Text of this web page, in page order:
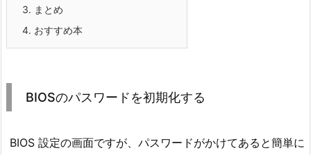
3. まとめ
4. おすすめ本
BIOSのパスワードを初期化する
BIOS 設定の画面ですが、パスワードがかけてあると簡単に